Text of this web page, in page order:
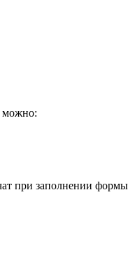
можно:
при заполнении формы